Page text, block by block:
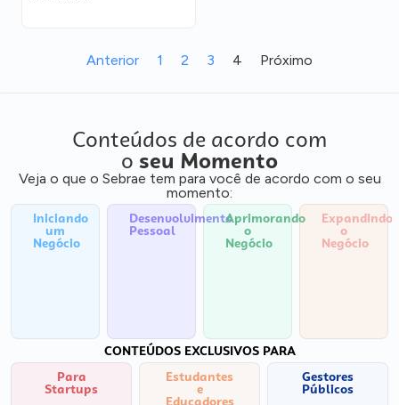
Anterior 1 2 3 4 Próximo
Conteúdos de acordo com
o seu Momento
Veja o que o Sebrae tem para você de acordo com o seu
momento:
Iniciando
um
Negócio
Desenvolvimento
Pessoal
Aprimorando
o
Negócio
Expandindo
o
Negócio
CONTEÚDOS EXCLUSIVOS PARA
Para
Startups
Estudantes
e
Educadores
Gestores
Públicos